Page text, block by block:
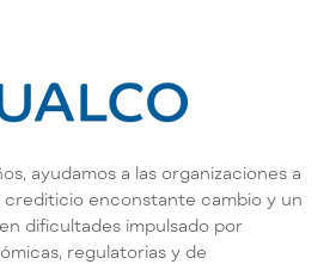
ayudamos a las organizaciones a
crediticio enconstante cambio y un
dificultades impulsado por
regulatorias y de